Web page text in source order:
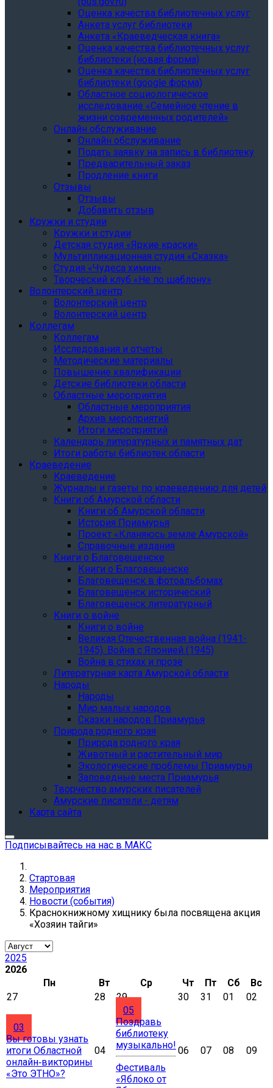
Оценка качества библиотечных услуг
Анкета услуг библиотеки
Анкета «Краеведческая книга»
Oценка качества библиотечных услуг
библиотеки (новая форма)
Oценка качества библиотечных услуг
библиотеки (google форма)
Областное социологическое
исследование «Семейное чтение в
жизни современных родителей»
Онлайн обслуживание
Онлайн обслуживание
Подать заявку на запись в библиотеку
Предварительный заказ
Продление книги
Отзывы
Отзывы
Добавить отзыв
Кружки и студии
Кружки и студии
Детская студия «Яркие краски»
Мультипликационная студия «Сказка»
Студия «Чудеса химии»
Творческий клуб «Не по шаблону»
Волонтерский центр
Волонтерский центр
Волонтерский центр
Коллегам
Коллегам
Исследования и отчеты
Методические материалы
Повышение квалификации
Детские библиотеки области
Областные мероприятия
Областные мероприятия
Архив мероприятий
Итоги мероприятий
Календарь литературных и памятных дат
Итоги работы библиотек области
Краеведение
Краеведение
Журналы и газеты по краеведению для детей
Книги об Амурской области
Книги об Амурской области
История Приамурья
Проект «Кланяюсь земле Амурской»
Справочные издания
Книги о Благовещенске
Книги о Благовещенске
Благовещенск в фотоальбомах
Благовещенск исторический
Благовещенск литературный
Книги о войне
Книги о войне
Великая Отечественная война (1941-
1945). Война с Японией (1945)
Война в стихах и прозе
Литературная карта Амурской области
Народы
Народы
Мир малых народов
Сказки народов Приамурья
Природа родного края
Природа родного края
Животный и растительный мир
Экологические проблемы Приамурья
Заповедные места Приамурья
Творчество амурских писателей
Амурские писатели - детям
Карта сайта
Подписывайтесь на нас в МАКС
Стартовая
Мероприятия
Новости (события)
Краснокнижному хищнику была посвящена акция
«Хозяин тайги»
2025
2026
Пн
Вт Ср Чт Пт Сб
Вс
27
28 29 30 31 01 02
03
Вы готовы узнать
итоги Областной
онлайн‑викторины
«Это ЭТНО»?
04
05
Поздравь
библиотеку
музыкально!
Фестиваль
«Яблоко от
06 07 08 09